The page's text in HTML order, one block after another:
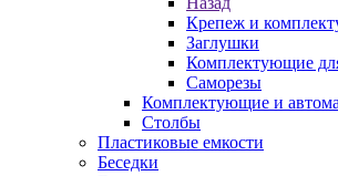
Крепеж и
Заглушки
Комплектующие
Саморезы
Комплектующие и
Столбы
Пластиковые емкости
Беседки